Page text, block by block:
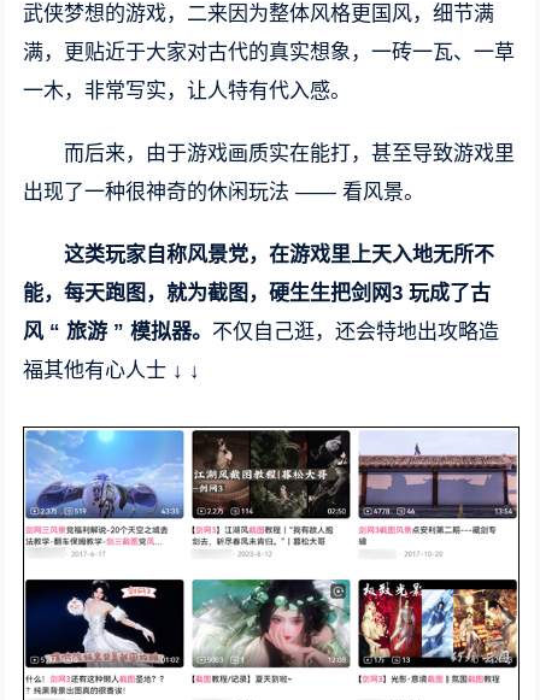
武侠梦想的游戏，二来因为整体风格更国风，细节满
满，更贴近于大家对古代的真实想象，一砖一瓦、一草
一木，非常写实，让人特有代入感。
而后来，由于游戏画质实在能打，甚至导致游戏里
出现了一种很神奇的休闲玩法 —— 看风景。
这类玩家自称风景党，在游戏里上天入地无所不
能，每天跑图，就为截图，硬生生把剑网3 玩成了古
风 “ 旅游 ” 模拟器。 不仅自己逛，还会特地出攻略造
福其他有心人士 ↓ ↓